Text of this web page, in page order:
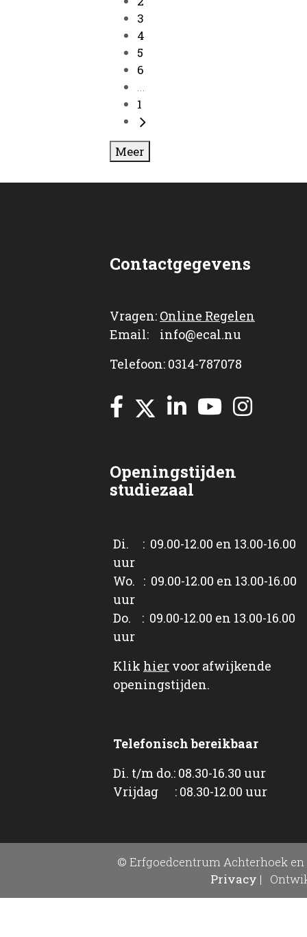
3
4
5
6
...
1
Meer
Contactgegevens
Vragen: Online Regelen
Email: info@ecal.nu
Telefoon: 0314-787078
Openingstijden
studiezaal
Di. : 09.00-12.00 en 13.00-16.00
uur
Wo. : 09.00-12.00 en 13.00-16.00
uur
Do. : 09.00-12.00 en 13.00-16.00
uur
Klik hier voor afwijkende
openingstijden.
Telefonisch bereikbaar
Di. t/m do.: 08.30-16.30 uur
Vrijdag : 08.30-12.00 uur
© Erfgoedcentrum Achterhoek en
Privacy |